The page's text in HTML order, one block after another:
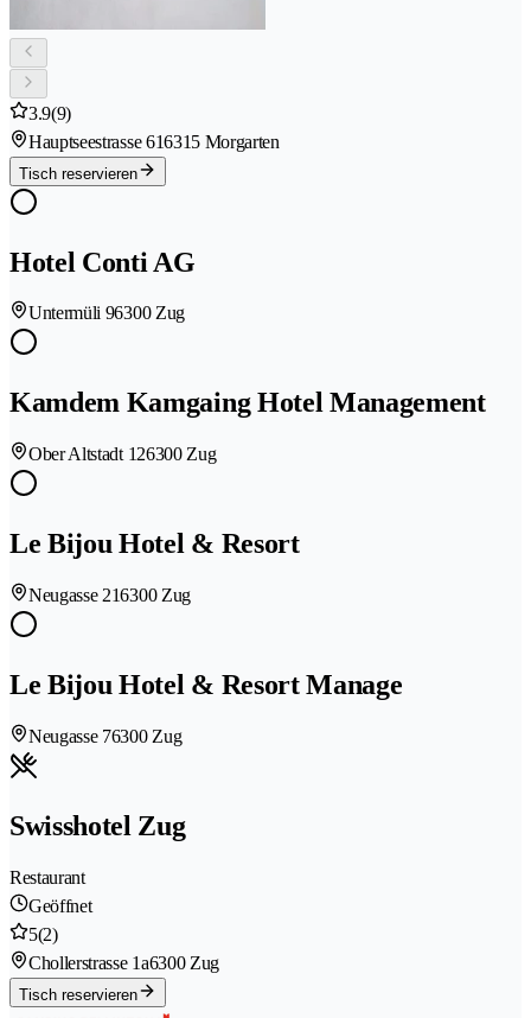
3.9(9)
Hauptseestrasse 616315 Morgarten
Tisch reservieren
Hotel Conti AG
Untermüli 96300 Zug
Kamdem Kamgaing Hotel Management
Ober Altstadt 126300 Zug
Le Bijou Hotel & Resort
Neugasse 216300 Zug
Le Bijou Hotel & Resort Manage
Neugasse 76300 Zug
Swisshotel Zug
Restaurant
Geöffnet
5(2)
Chollerstrasse 1a6300 Zug
Tisch reservieren